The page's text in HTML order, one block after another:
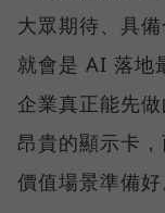
大眾期待、具
就會是 AI 落地
企業真正能先
昂貴的顯示卡
價值場景準備好